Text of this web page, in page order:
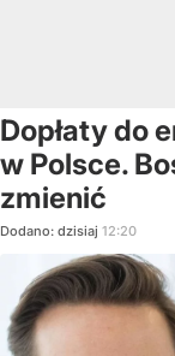
Dopłaty do
w Polsce.
zmienić
Dodano: dzisiaj 12:20